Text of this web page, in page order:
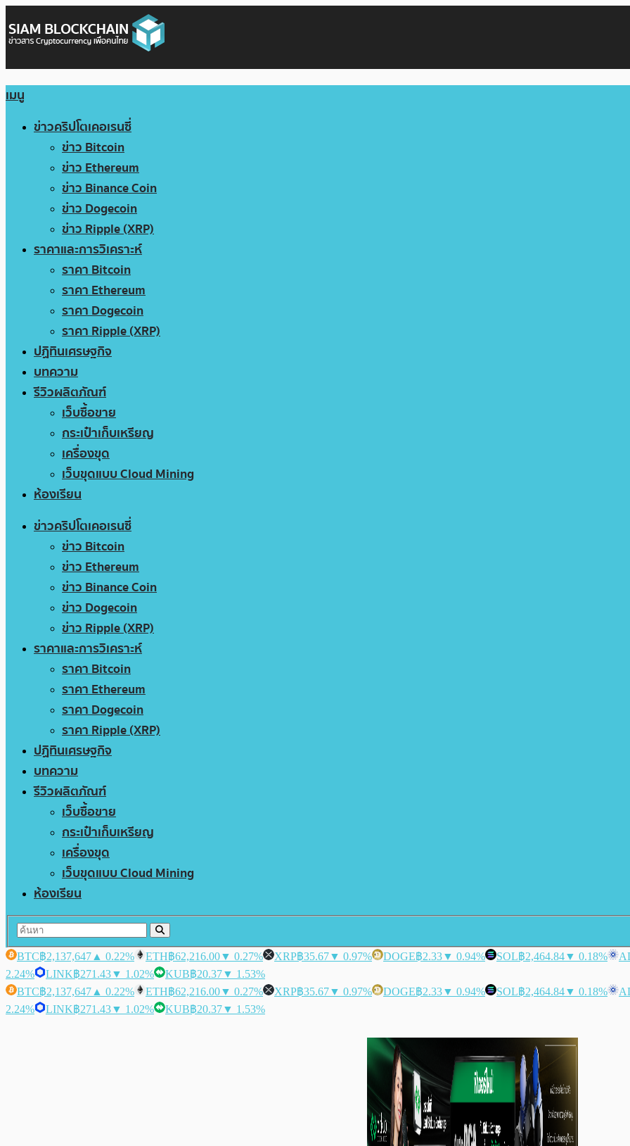
เมนู
ข่าวคริปโตเคอเรนซี่
ข่าว Bitcoin
ข่าว Ethereum
ข่าว Binance Coin
ข่าว Dogecoin
ข่าว Ripple (XRP)
ราคาและการวิเคราะห์
ราคา Bitcoin
ราคา Ethereum
ราคา Dogecoin
ราคา Ripple (XRP)
ปฏิทินเศรษฐกิจ
บทความ
รีวิวผลิตภัณฑ์
เว็บซื้อขาย
กระเป๋าเก็บเหรียญ
เครื่องขุด
เว็บขุดแบบ Cloud Mining
ห้องเรียน
ข่าวคริปโตเคอเรนซี่
ข่าว Bitcoin
ข่าว Ethereum
ข่าว Binance Coin
ข่าว Dogecoin
ข่าว Ripple (XRP)
ราคาและการวิเคราะห์
ราคา Bitcoin
ราคา Ethereum
ราคา Dogecoin
ราคา Ripple (XRP)
ปฏิทินเศรษฐกิจ
บทความ
รีวิวผลิตภัณฑ์
เว็บซื้อขาย
กระเป๋าเก็บเหรียญ
เครื่องขุด
เว็บขุดแบบ Cloud Mining
ห้องเรียน
BTC฿2,137,647 ▲ 0.22% ETH฿62,216.00▼ 0.27% XRP฿35.67▼ 0.97% DOGE฿2.33▼ 0.94% SOL฿2,464.84▼ 0.18%
2.24%
LINK฿271.43▼ 1.02% KUB฿20.37▼ 1.53%
BTC฿2,137,647 ▲ 0.22% ETH฿62,216.00▼ 0.27% XRP฿35.67▼ 0.97% DOGE฿2.33▼ 0.94% SOL฿2,464.84▼ 0.18%
2.24%
LINK฿271.43▼ 1.02% KUB฿20.37▼ 1.53%